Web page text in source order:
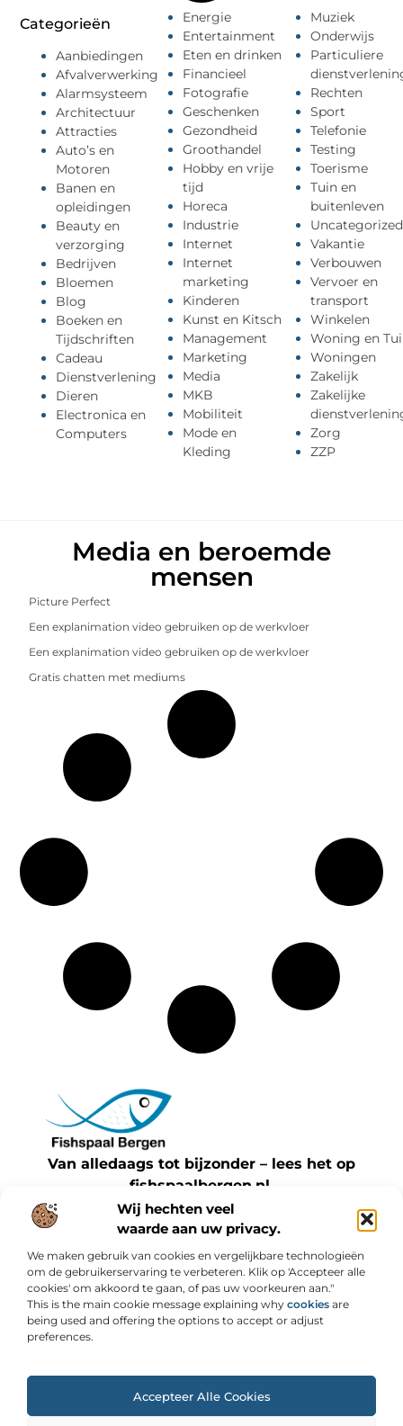
Wij hechten veel
waarde aan uw privacy.
We maken gebruik van cookies en vergelijkbare technologieën
om de gebruikerservaring te verbeteren. Klik op 'Accepteer alle
cookies' om akkoord te gaan, of pas uw voorkeuren aan."
This is the main cookie message explaining why cookies are
being used and offering the options to accept or adjust
preferences.
Accepteer Alle Cookies
Categorieën
Aanbiedingen
Afvalverwerking
Alarmsysteem
Architectuur
Attracties
Auto’s en
Motoren
Banen en
opleidingen
Beauty en
verzorging
Bedrijven
Bloemen
Blog
Boeken en
Tijdschriften
Cadeau
Dienstverlening
Dieren
Electronica en
Computers
Energie
Entertainment
Eten en drinken
Financieel
Fotografie
Geschenken
Gezondheid
Groothandel
Hobby en vrije
tijd
Horeca
Industrie
Internet
Internet
marketing
Kinderen
Kunst en Kitsch
Management
Marketing
Media
MKB
Mobiliteit
Mode en
Kleding
Muziek
Onderwijs
Particuliere
Rechten
Sport
Telefonie
Testing
Toerisme
Tuin en
buitenleven
Uncategorized
Vakantie
Verbouwen
Vervoer en
transport
Winkelen
Woning en
Woningen
Zakelijk
Zakelijke
Zorg
ZZP
Media en beroemde
mensen
Picture Perfect
Een explanimation video gebruiken op de werkvloer
Een explanimation video gebruiken op de werkvloer
Gratis chatten met mediums
Van alledaags tot bijzonder – lees het op
fishspaalbergen.nl.
Ontdek inspirerende blogs en artikelen over
alles wat het dagelijks leven te bieden heeft.
Bericht categorie
Onze informatie